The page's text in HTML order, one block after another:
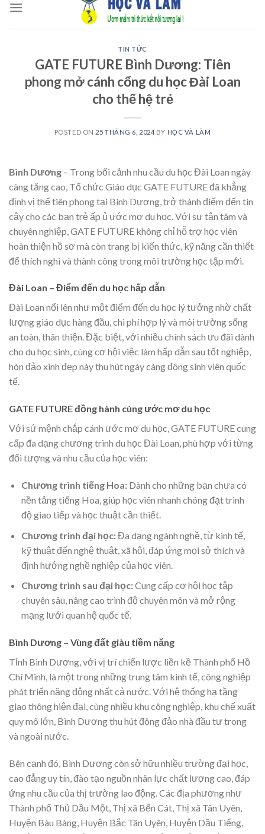
TIN TỨC
GATE FUTURE Bình Dương: Tiên
phong mở cánh cổng du học Đài Loan
cho thế hệ trẻ
POSTED ON 25 THÁNG 6, 2024 BY HỌC VÀ LÀM
Bình Dương – Trong bối cảnh nhu cầu du học Đài Loan ngày
càng tăng cao, Tổ chức Giáo dục GATE FUTURE đã khẳng
định vị thế tiên phong tại Bình Dương, trở thành điểm đến tin
cậy cho các bạn trẻ ấp ủ ước mơ du học. Với sự tận tâm và
chuyên nghiệp, GATE FUTURE không chỉ hỗ trợ học viên
hoàn thiện hồ sơ mà còn trang bị kiến thức, kỹ năng cần thiết
để thích nghi và thành công trong môi trường học tập mới.
Đài Loan – Điểm đến du học hấp dẫn
Đài Loan nổi lên như một điểm đến du học lý tưởng nhờ chất
lượng giáo dục hàng đầu, chi phí hợp lý và môi trường sống
an toàn, thân thiện. Đặc biệt, với nhiều chính sách ưu đãi dành
cho du học sinh, cùng cơ hội việc làm hấp dẫn sau tốt nghiệp,
hòn đảo xinh đẹp này thu hút ngày càng đông sinh viên quốc
tế.
GATE FUTURE đồng hành cùng ước mơ du học
Với sứ mệnh chắp cánh ước mơ du học, GATE FUTURE cung
cấp đa dạng chương trình du học Đài Loan, phù hợp với từng
đối tượng và nhu cầu của học viên:
Chương trình tiếng Hoa:Dành cho những bạn chưa có
nền tảng tiếng Hoa, giúp học viên nhanh chóng đạt trình
độ giao tiếp và học thuật cần thiết.
Chương trình đại học:Đa dạng ngành nghề, từ kinh tế,
kỹ thuật đến nghệ thuật, xã hội, đáp ứng mọi sở thích và
định hướng nghề nghiệp của học viên.
Chương trình sau đại học:Cung cấp cơ hội học tập
chuyên sâu, nâng cao trình độ chuyên môn và mở rộng
mạng lưới quan hệ quốc tế.
Bình Dương – Vùng đất giàu tiềm năng
Tỉnh Bình Dương, với vị trí chiến lược liền kề Thành phố Hồ
Chí Minh, là một trong những trung tâm kinh tế, công nghiệp
phát triển năng động nhất cả nước. Với hệ thống hạ tầng
giao thông hiện đại, cùng nhiều khu công nghiệp, khu chế xuất
quy mô lớn, Bình Dương thu hút đông đảo nhà đầu tư trong
và ngoài nước.
Bên cạnh đó, Bình Dương còn sở hữu nhiều trường đại học,
cao đẳng uy tín, đào tạo nguồn nhân lực chất lượng cao, đáp
ứng nhu cầu của thị trường lao động. Các địa phương như
Thành phố Thủ Dầu Một, Thị xã Bến Cát, Thị xã Tân Uyên,
Huyện Bàu Bàng, Huyện Bắc Tân Uyên, Huyện Dầu Tiếng,